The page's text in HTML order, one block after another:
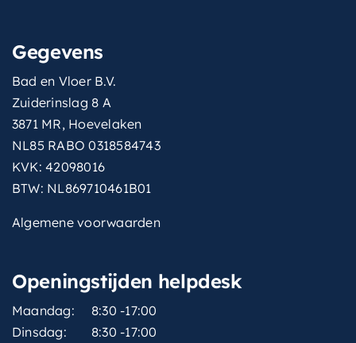
Gegevens
Bad en Vloer B.V.
Zuiderinslag 8 A
3871 MR, Hoevelaken
NL85 RABO 0318584743
KVK: 42098016
BTW: NL869710461B01
Algemene voorwaarden
Openingstijden helpdesk
Maandag:
8:30 -17:00
Dinsdag:
8:30 -17:00